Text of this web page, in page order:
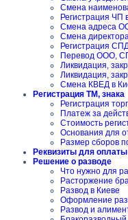
Смена
Регистрация ЧП
Смена адреса
Смена
Регистрация
Перевод ООО,
Ликвидация,
Ликвидация,
Смена КВЕД в
Регистрация ТМ, знака
Регистрация
Платеж за
Стоимость
Основания для
Размер сборов
Реквизиты для
Решение о разводе
Что нужно для
Расторжение
Развод в Киеве
Оформление
Развод и